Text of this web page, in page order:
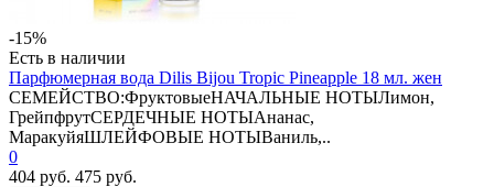
-15%
Есть в наличии
Парфюмерная вода Dilis Bijou Tropic Pineapple 18 мл. жен
СЕМЕЙСТВО:ФруктовыеНАЧАЛЬНЫЕ НОТЫЛимон,
ГрейпфрутСЕРДЕЧНЫЕ НОТЫАнанас,
МаракуйяШЛЕЙФОВЫЕ НОТЫВаниль,..
0
404 руб. 475 руб.